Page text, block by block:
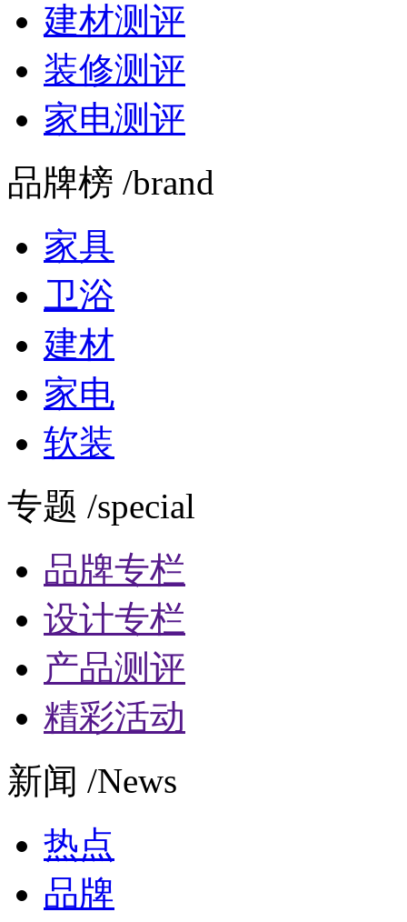
建材测评
装修测评
家电测评
品牌榜 /brand
家具
卫浴
建材
家电
软装
专题 /special
品牌专栏
设计专栏
产品测评
精彩活动
新闻 /News
热点
品牌